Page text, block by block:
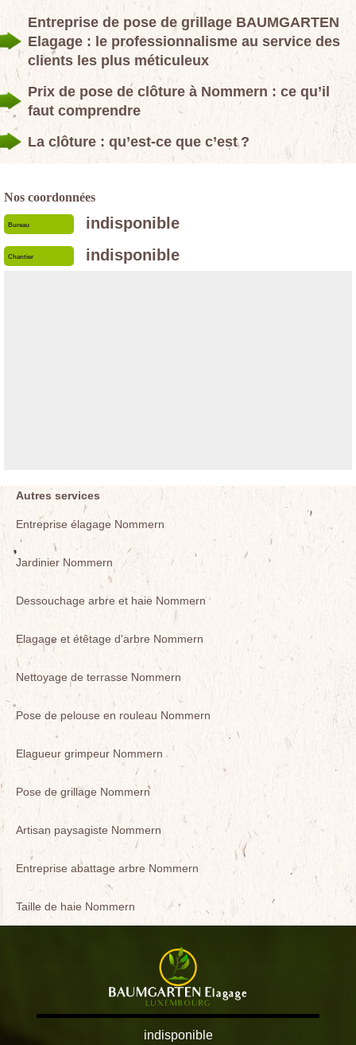
Entreprise de pose de grillage BAUMGARTEN
Elagage : le professionnalisme au service des
clients les plus méticuleux
Prix de pose de clôture à Nommern : ce qu’il
faut comprendre
La clôture : qu’est-ce que c’est ?
Nos coordonnées
Bureau indisponible
Chantier indisponible
Autres services
Entreprise élagage Nommern
Jardinier Nommern
Dessouchage arbre et haie Nommern
Elagage et étêtage d'arbre Nommern
Nettoyage de terrasse Nommern
Pose de pelouse en rouleau Nommern
Elagueur grimpeur Nommern
Pose de grillage Nommern
Artisan paysagiste Nommern
Entreprise abattage arbre Nommern
Taille de haie Nommern
indisponible